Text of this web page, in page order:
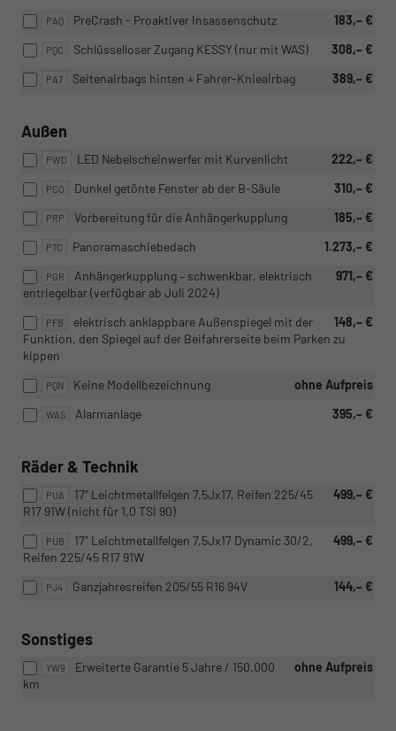
PAQ 183,– €
PreCrash - Proaktiver Insassenschutz
PQC 308,– €
Schlüsselloser Zugang KESSY (nur mit WAS)
PA7 389,– €
Seitenairbags hinten + Fahrer-Knieairbag
Außen
PWD 222,– €
LED Nebelscheinwerfer mit Kurvenlicht
PCO 310,– €
Dunkel getönte Fenster ab der B-Säule
PRP 185,– €
Vorbereitung für die Anhängerkupplung
PTC 1.273,– €
Panoramaschiebedach
PGR 971,– €
Anhängerkupplung – schwenkbar, elektrisch
entriegelbar (verfügbar ab Juli 2024)
PFB 148,– €
elektrisch anklappbare Außenspiegel mit der
Funktion, den Spiegel auf der Beifahrerseite beim Parken zu
kippen
PQN ohne Aufpreis
Keine Modellbezeichnung
WAS 395,– €
Alarmanlage
Räder & Technik
PUA 499,– €
17" Leichtmetallfelgen 7,5Jx17, Reifen 225/45
R17 91W (nicht für 1,0 TSI 90)
PUB 499,– €
17" Leichtmetallfelgen 7,5Jx17 Dynamic 30/2,
Reifen 225/45 R17 91W
PJ4 144,– €
Ganzjahresreifen 205/55 R16 94V
Sonstiges
YW9 ohne Aufpreis
Erweiterte Garantie 5 Jahre / 150.000
km